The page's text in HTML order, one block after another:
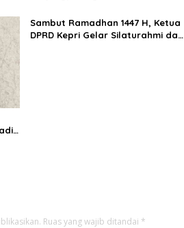
RANA
Sambut Ramadhan 1447 H, Ketua
DPRD Kepri Gelar Silaturahmi dan
Ruas yang wajib ditandai *